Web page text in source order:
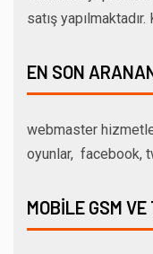
satış
EN SON
webmaster
oyunlar, facebook,
MOBILE GSM